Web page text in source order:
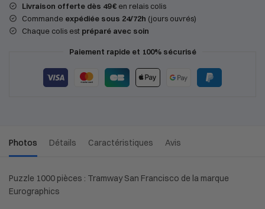
Livraison offerte dès 49 € en relais colis
Commande expédiée sous 24/72h (jours ouvrés)
Chaque colis est préparé avec soin
Paiement rapide et 100% sécurisé
Photos Détails Caractéristiques Avis
Puzzle 1000 pièces : Tramway San Francisco de la marque
Eurographics